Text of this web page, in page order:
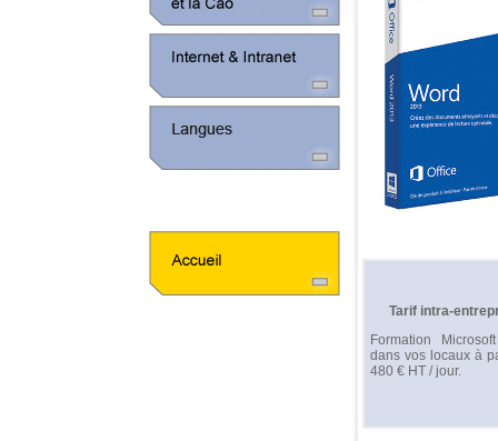
Tarif intra-
Formation
dans vos locaux à
480 € HT / jour.